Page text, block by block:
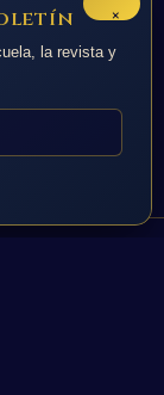
Las
en
×
la revista y